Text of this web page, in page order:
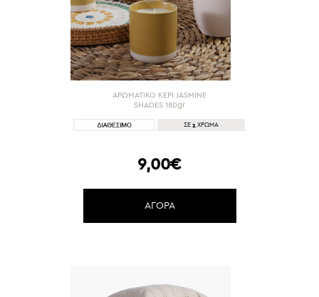
ΑΡΩΜΑΤΙΚΟ ΚΕΡΙ JASMINE
SHADES 180gr
ΣΕ 1 ΧΡΩΜΑ
9,00€
ΑΓΟΡΑ